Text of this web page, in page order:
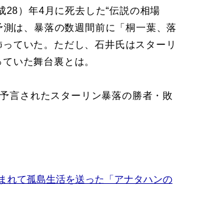
）年4月に死去した“伝説の相場
は、暴落の数週間前に「桐一葉、落
ていた。ただし、石井氏はスターリ
いた舞台裏とは。
言されたスターリン暴落の勝者・敗
れて孤島生活を送った「アナタハンの